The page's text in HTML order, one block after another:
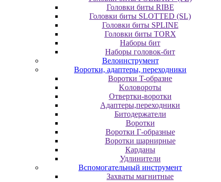
Головки биты RIBE
Головки биты SLOTTED (SL)
Головки биты SPLINE
Головки биты TORX
Наборы бит
Наборы головок-бит
Велоинструмент
Воротки, адаптеры, переходники
Bopoтки T-oбpaзне
Koлoвopoты
Oтвepтки-вopoтки
Адаптеры,переходники
Битодержатели
Воротки
Воротки Г-образные
Воротки шарнирные
Карданы
Удлинители
Вспомогательный инструмент
Захваты магнитные